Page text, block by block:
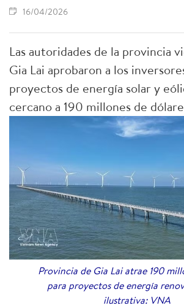
16/04/2026
Las autoridades de la provincia
Gia Lai aprobaron a los
proyectos de energía solar y
cercano a 190 millones de
Provincia de Gia Lai atrae 190
para proyectos de energía
ilustrativa: VNA